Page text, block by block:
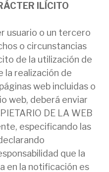
ILÍCITO
usuario o un tercero
o circunstancias
de la utilización de
la realización de
web incluidas o
web, deberá enviar
DE LA WEB
especificando las
que la
en la notificación es